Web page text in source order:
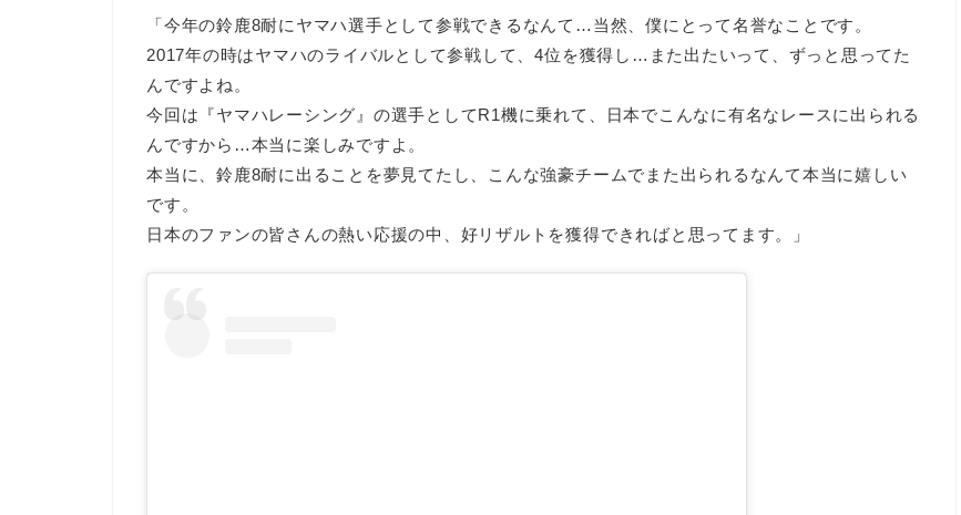
「今年の鈴鹿8耐にヤマハ選手として参戦できるなんて…当然、僕にとって名誉なことです。
2017年の時はヤマハのライバルとして参戦して、4位を獲得し…また出たいって、ずっと思ってた
んですよね。
今回は『ヤマハレーシング』の選手としてR1機に乗れて、日本でこんなに有名なレースに出られる
んですから…本当に楽しみですよ。
本当に、鈴鹿8耐に出ることを夢見てたし、こんな強豪チームでまた出られるなんて本当に嬉しい
です。
日本のファンの皆さんの熱い応援の中、好リザルトを獲得できればと思ってます。」